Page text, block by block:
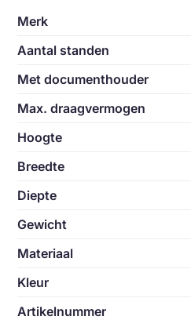
Merk
Aantal standen
Met documenthouder
Max. draagvermogen
Hoogte
Breedte
Diepte
Gewicht
Materiaal
Kleur
Artikelnummer